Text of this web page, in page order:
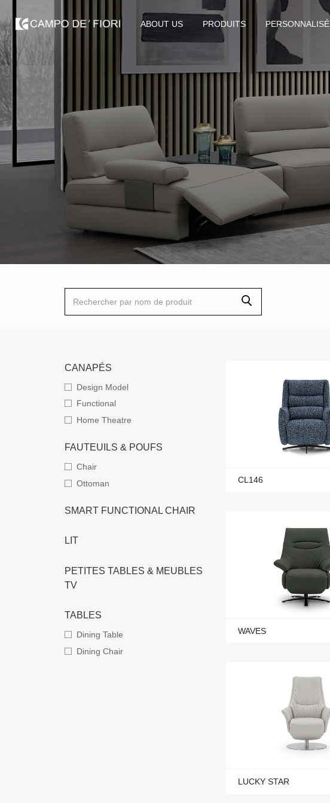
ABOUT US PRODUITS PERSONNALISÉ
ABOUT US
PRODUITS
PERSONNALISÉ
NOUVELLES & MÉDIAS
CANAPÉS
Design Model
Functional
Home Theatre
FAUTEUILS & POUFS
Chair
Ottoman
SMART FUNCTIONAL CHAIR
LIT
PETITES TABLES & MEUBLES
TV
TABLES
Dining Table
Dining Chair
CL146
WAVES
LUCKY STAR